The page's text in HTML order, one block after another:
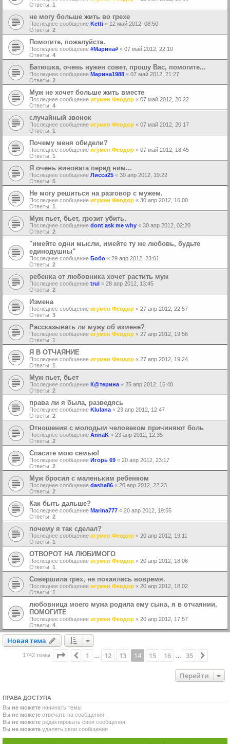
Ответы: 1
не могу больше жить во грехе
Последнее сообщение Ketti « 12 май 2012, 08:50
Ответы: 2
Помогите, пожалуйста.
Последнее сообщение #Марина# « 07 май 2012, 22:10
Ответы: 4
Батюшка, очень нужен совет, прошу Вас, помогите...
Последнее сообщение Марина1988 « 07 май 2012, 21:27
Ответы: 2
Муж не хочет больше жить вместе
Последнее сообщение игумен Феодор « 07 май 2012, 20:22
Ответы: 4
случайный звонок
Последнее сообщение игумен Феодор « 07 май 2012, 20:17
Ответы: 1
Почему меня обидели?
Последнее сообщение игумен Феодор « 07 май 2012, 18:45
Ответы: 1
Я очень виновата перед ним...
Последнее сообщение Лисса25 « 30 апр 2012, 19:22
Ответы: 5
Не могу решиться на разговор с мужем.
Последнее сообщение игумен Феодор « 30 апр 2012, 16:00
Ответы: 1
Муж пьет, бьет, грозит убить.
Последнее сообщение dont ask me why « 30 апр 2012, 02:20
Ответы: 2
"имейте одни мысли, имейте ту же любовь, будьте
единодушны"
Последнее сообщение Бобо « 29 апр 2012, 23:01
Ответы: 2
ребенка от любовника хочет растить муж
Последнее сообщение trul « 28 апр 2012, 13:45
Ответы: 2
Измена
Последнее сообщение игумен Феодор « 27 апр 2012, 22:57
Ответы: 3
Рассказывать ли мужу об измене?
Последнее сообщение игумен Феодор « 27 апр 2012, 19:56
Ответы: 1
Я В ОТЧАЯНИЕ
Последнее сообщение игумен Феодор « 27 апр 2012, 19:24
Ответы: 1
Муж пьет, бьет
Последнее сообщение К@терина « 25 апр 2012, 16:40
Ответы: 2
права ли я была, разведясь
Последнее сообщение Klulana « 23 апр 2012, 12:47
Ответы: 2
Отношения с молодым человеком причиняют боль
Последнее сообщение AnnaK « 23 апр 2012, 12:35
Ответы: 2
Спасите мою семью!
Последнее сообщение Игорь 69 « 20 апр 2012, 23:17
Ответы: 2
Муж бросил с маленьким ребенком
Последнее сообщение dasha86 « 20 апр 2012, 22:23
Ответы: 2
Как быть дальше?
Последнее сообщение Marina777 « 20 апр 2012, 19:55
Ответы: 2
почему я так сделал?
Последнее сообщение игумен Феодор « 20 апр 2012, 19:11
Ответы: 1
ОТВОРОТ НА ЛЮБИМОГО
Последнее сообщение игумен Феодор « 20 апр 2012, 18:06
Ответы: 1
Совершила грех, не покаялась вовремя.
Последнее сообщение игумен Феодор « 20 апр 2012, 18:02
Ответы: 1
любовница моего мужа родила ему сына, я в отчаянии,
ПОМОГИТЕ
Последнее сообщение игумен Феодор « 20 апр 2012, 17:57
Ответы: 4
Новая тема
Новаятема
1742 темы Страница 14из 35
Пред.
1 12 13 14 15 16 35
Перейти
ПРАВА ДОСТУПА
Вы не можете начинать темы
Вы не можете отвечать на сообщения
Вы не можете редактировать свои сообщения
Вы не можете удалять свои сообщения